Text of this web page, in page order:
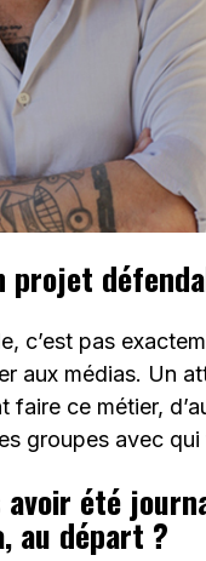
projet
c’est pas
aux médias. Un
ce métier,
groupes avec qui
été
au départ ?